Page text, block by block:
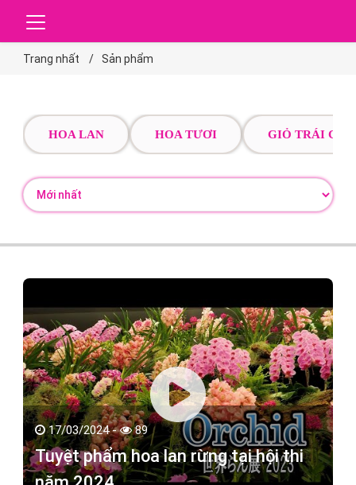
Trang nhất Sản phẩm
HOA LAN HOA TƯƠI GIỎ TRÁI CÂY
17/03/2024 - 89
Tuyệt phẩm hoa lan rừng tại hội thi